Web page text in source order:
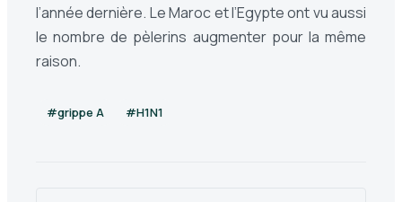
l’année dernière. Le Maroc et l’Egypte ont vu aussi
le nombre de pèlerins augmenter pour la même
raison.
#grippe A #H1N1